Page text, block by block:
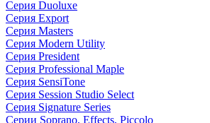
Серия Duoluxe
Серия Export
Серия Masters
Серия Modern Utility
Серия President
Серия Professional Maple
Серия SensiTone
Серия Session Studio Select
Серия Signature Series
Серии Soprano, Effects, Piccolo